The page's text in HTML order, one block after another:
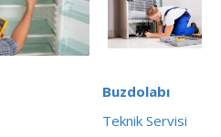
Buzdolabı
Teknik Servisi